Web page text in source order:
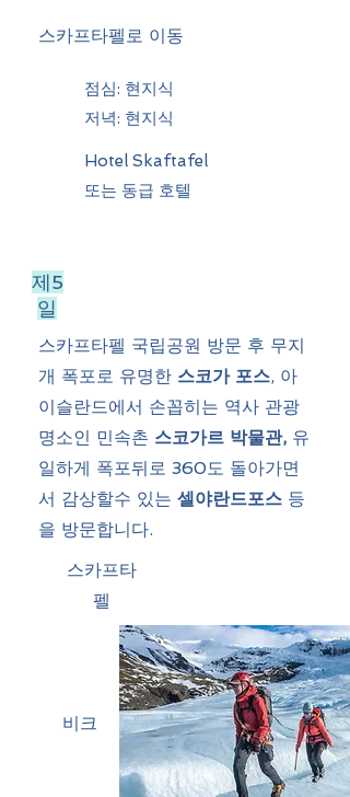
스카프타펠로 이동
점심: 현지식
저녁: 현지식
Hotel Skaftafel
또는 동급 호텔
제5
일
스카프타펠 국립공원 방문 후 무지
개 폭포로 유명한 스코가 포스, 아
이슬란드에서 손꼽히는 역사 관광
명소인 민속촌 스코가르 박물관, 유
일하게 폭포뒤로 360도 돌아가면
서 감상할수 있는 셀야란드포스 등
을 방문합니다.
스카프타
펠
비크